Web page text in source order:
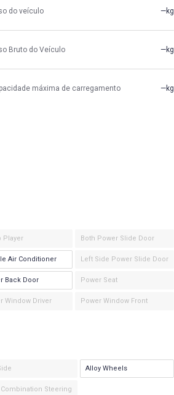
do veículo —kg
Bruto do Veículo —kg
máxima de carregamento —kg
Player Both Power Slide Door
Air Conditioner Left Side Power Slide Door
Back Door Power Seat
Window Driver Power Window Front
Alloy Wheels
Steering